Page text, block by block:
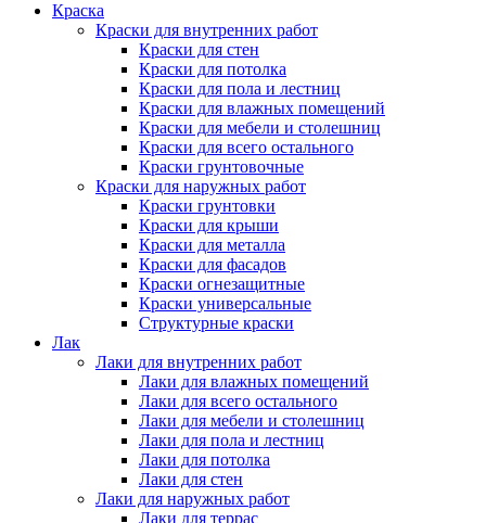
Краска
Краски для внутренних работ
Краски для стен
Краски для потолка
Краски для пола и лестниц
Краски для влажных помещений
Краски для мебели и столешниц
Краски для всего остального
Краски грунтовочные
Краски для наружных работ
Краски грунтовки
Краски для крыши
Краски для металла
Краски для фасадов
Краски огнезащитные
Краски универсальные
Структурные краски
Лак
Лаки для внутренних работ
Лаки для влажных помещений
Лаки для всего остального
Лаки для мебели и столешниц
Лаки для пола и лестниц
Лаки для потолка
Лаки для стен
Лаки для наружных работ
Лаки для террас